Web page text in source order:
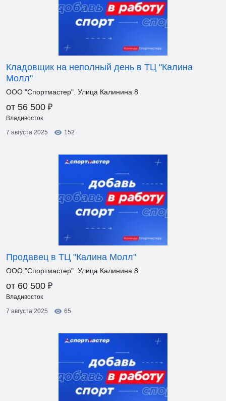
Кладовщик на неполный день в ТЦ "Калина
Молл"
ООО "Спортмастер". Улица Калинина 8
от 56 500 ₽
Владивосток
7 августа 2025
152
Продавец в ТЦ "Калина Молл"
ООО "Спортмастер". Улица Калинина 8
от 60 500 ₽
Владивосток
7 августа 2025
65